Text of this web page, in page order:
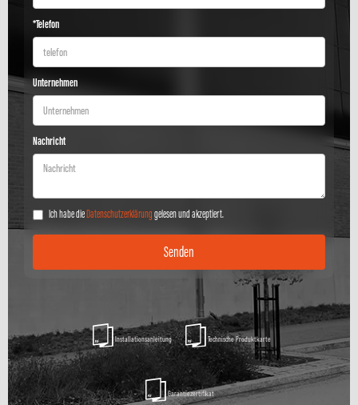
*Telefon
Unternehmen
Nachricht
Ich habe dieDatenschutzerklärunggelesen und akzeptiert.
Installationsanleitung Technische Produktkarte
Garantiezertifikat